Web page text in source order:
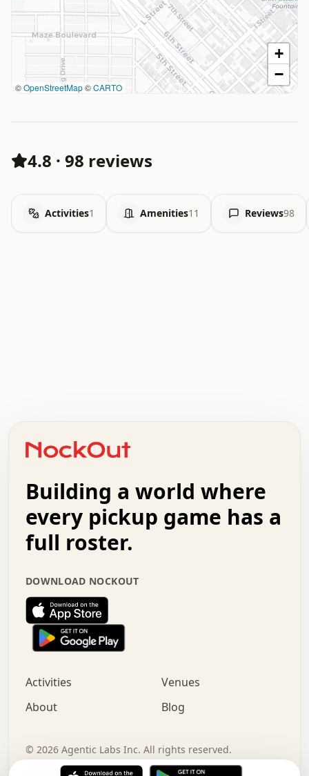
©OpenStreetMap©CARTO
+
−
4.8 · 98 reviews
Activities1 Amenities11 Reviews98
+   .   .   .   .   .   .   .   .   .   +   .   .
.   .   .   .   .   .   .   .   .   .   .   :   .
.   .   .   .   +   .   .   .   .   .   .   .   +
.   :   .   .   .   .   .   .   .   .   o   .   .
.   .   x   .   .   .   .   .   .   :   .   .   o
.   .   .   .   :   .   .   .   .   o   .   .   .
.   .   .   .   .   .   .   :   .   .   .   .   .
.   .   .   .   .   .   .   +   .   .   x   .   .
.   .   .   .   .   :   +   .   .   .   .   .   o
.   .   .   .   .   .   .   .   .   .   .   .   .
.   .   :   o   .   .   .   .   .   .   .   +   .
.   o   .   .   .   .   x   .   .   .   .   .   .
+   .   o   .   .   .   .   o   .   .   .   .
.   +   .   .   .   .   .   .   .   .   :   .   x
.   .   .   .   .   .   .   .   .   .   .   .   .   .
Building a world where
every pickup game has a
full roster.
DOWNLOAD NOCKOUT
Activities
Venues
About
Blog
© 2026 Agentic Labs Inc. All rights reserved.